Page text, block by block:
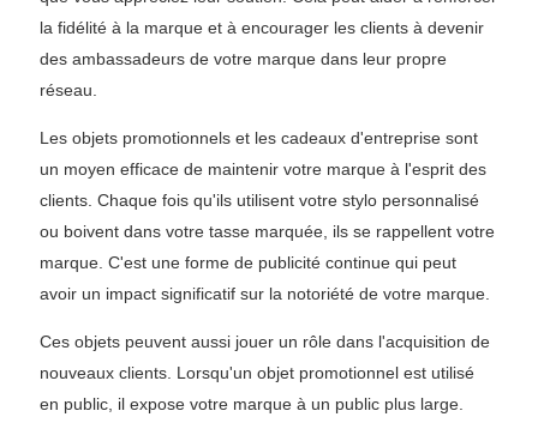
la fidélité à la marque et à encourager les clients à devenir
des ambassadeurs de votre marque dans leur propre
réseau.
Les objets promotionnels et les cadeaux d'entreprise sont
un moyen efficace de maintenir votre marque à l'esprit des
clients. Chaque fois qu'ils utilisent votre stylo personnalisé
ou boivent dans votre tasse marquée, ils se rappellent votre
marque. C'est une forme de publicité continue qui peut
avoir un impact significatif sur la notoriété de votre marque.
Ces objets peuvent aussi jouer un rôle dans l'acquisition de
nouveaux clients. Lorsqu'un objet promotionnel est utilisé
en public, il expose votre marque à un public plus large.